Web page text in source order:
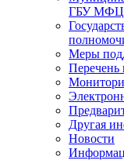
ГБУ МФЦ
Меры
Перечень
Другая
Новости